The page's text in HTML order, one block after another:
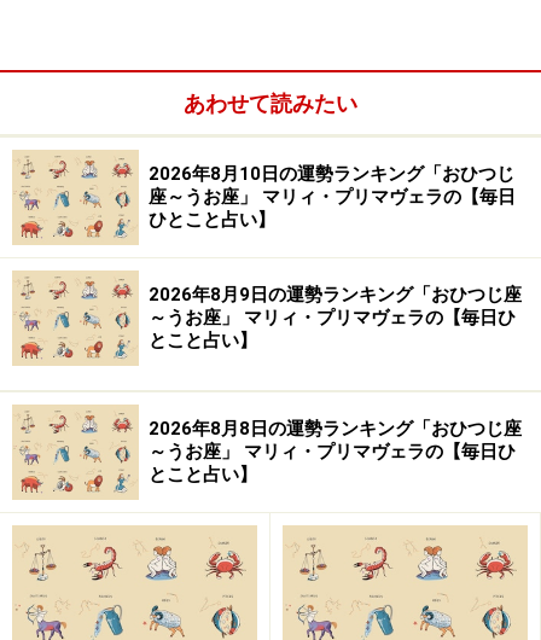
＞【2024年下半期の運勢】を見る
＞【2024年9月1日～9月30日の金運アップ法】を占う
9位：おとめ座／乙女座（8月23日～9月22
日生まれ）
2024年9月2日の運勢「おとめ座」
ボンヤリして大切な物をなくしそう。心を引き締めよ
う。
＞【2024年下半期の運勢】を見る
＞【2024年9月1日～9月30日の金運アップ法】を占う
あわせて読みたい
2026年8月10日の運勢ランキング「おひつじ
座～うお座」 マリィ・プリマヴェラの【毎日
ひとこと占い】
2026年8月9日の運勢ランキング「おひつじ座
～うお座」 マリィ・プリマヴェラの【毎日ひ
とこと占い】
2026年8月8日の運勢ランキング「おひつじ座
～うお座」 マリィ・プリマヴェラの【毎日ひ
とこと占い】